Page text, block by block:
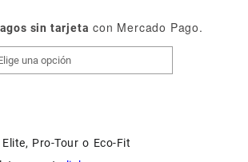
sin tarjeta con Mercado Pago.
Pro-Tour o Eco-Fit